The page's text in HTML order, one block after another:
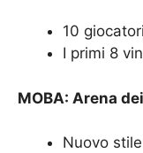
10
I primi 8
MOBA: Arena
Nuovo